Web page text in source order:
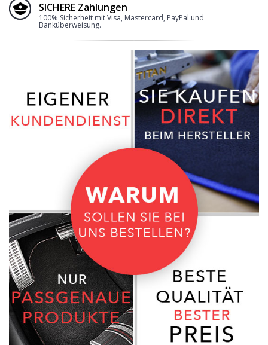
SICHERE Zahlungen
100% Sicherheit mit Visa, Mastercard, PayPal und
Banküberweisung.